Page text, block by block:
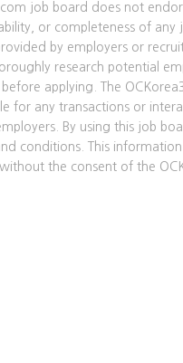
job board does not
or completeness of any
by employers or
research potential
applying. The
for any transactions or
By using this job
conditions. This
the consent of the